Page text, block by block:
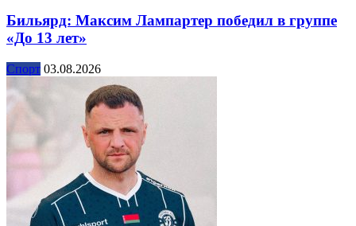
Бильярд: Максим Лампартер победил в группе
«До 13 лет»
Спорт 03.08.2026